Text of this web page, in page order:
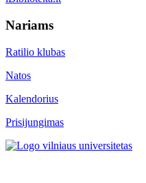
Nariams
Ratilio klubas
Natos
Kalendorius
Prisijungimas